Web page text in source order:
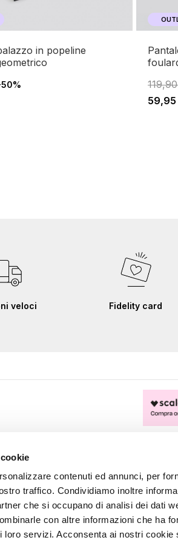
contenuti ed annunci, per
traffico. Condividiamo inoltre
che si occupano di analisi dei dati
con altre informazioni che ha
loro servizi. Acconsenta ai nostri cookie
pantaloni palazzo in satin stampato
59,95
veloci Fidelity card